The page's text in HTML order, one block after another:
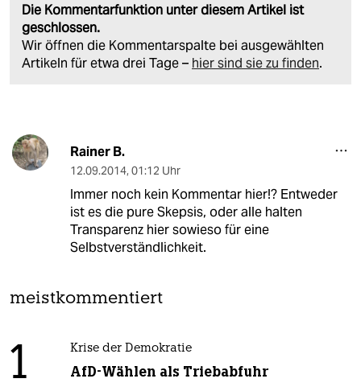
Die Kommentarfunktion unter diesem Artikel ist
geschlossen.
Wir öffnen die Kommentarspalte bei ausgewählten
Artikeln für etwa drei Tage – hier sind sie zu finden.
Rainer B.
12.09.2014, 01:12 Uhr
Immer noch kein Kommentar hier!? Entweder
ist es die pure Skepsis, oder alle halten
Transparenz hier sowieso für eine
Selbstverständlichkeit.
meistkommentiert
1 Krise der Demokratie
AfD-Wählen als Triebabfuhr